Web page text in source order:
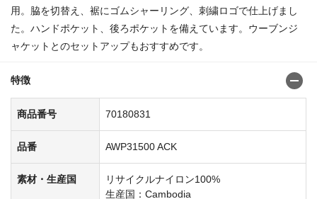
用。脇を切替え、裾にゴムシャーリング、刺繍ロゴで仕上げまし
た。ハンドポケット、後ろポケットを備えています。ウーブンジ
ャケットとのセットアップもおすすめです。
特徴
商品番号 70180831
品番 AWP31500 ACK
素材・生産国
リサイクルナイロン100%
生産国：Cambodia